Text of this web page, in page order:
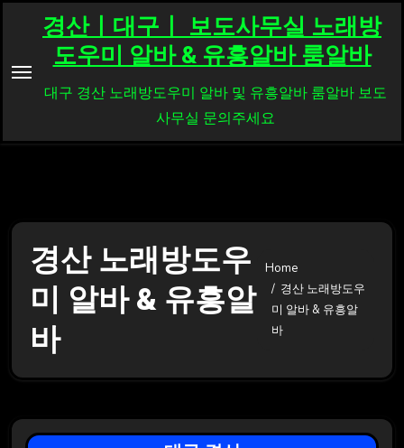
content
경산ㅣ대구ㅣ 보도사무실 노래방
도우미 알바 & 유흥알바 룸알바
대구 경산 노래방도우미 알바 및 유흥알바 룸알바 보도
사무실 문의주세요
경산 노래방도우
미 알바 & 유흥알
바
Home
경산 노래방도우
미 알바 & 유흥알
바